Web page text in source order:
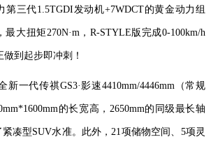
三代1.5TGDI发动机+7WDCT的黄金动力组
大扭矩270N·m，R-STYLE版完成0-100km/h
到起步即冲刺！
新一代传祺GS3·影速4410mm/4446mm（常规
的长宽高，2650mm的同级最长轴
凑型SUV水准。此外，21项储物空间、5项灵